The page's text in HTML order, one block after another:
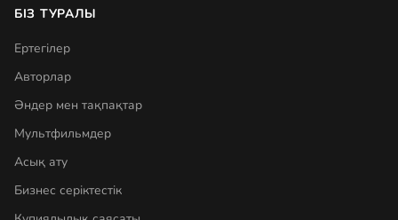
БІЗ ТУРАЛЫ
Ертегілер
Авторлар
Әндер мен тақпақтар
Мультфильмдер
Асық ату
Бизнес серіктестік